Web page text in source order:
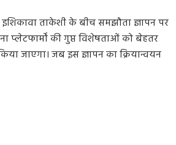
ताकेशी के बीच समझौता ज्ञापन पर
प्लेटफार्मों की गुप्त विशेषताओं को बेहतर
जाएगा। जब इस ज्ञापन का क्रियान्वयन